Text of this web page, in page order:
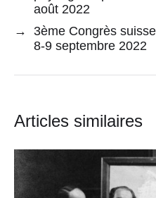
août 2022
→
3ème Congrès
8-9 septembre 2022
Articles similaires